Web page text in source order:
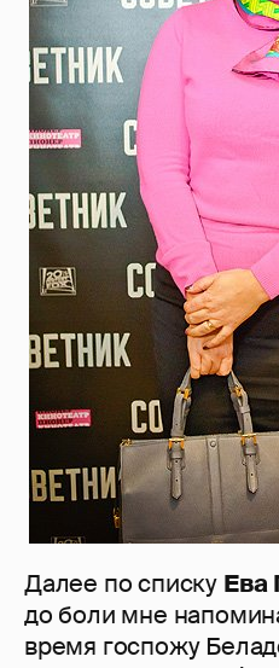
Далее по списку Ева
до боли мне
время госпожу